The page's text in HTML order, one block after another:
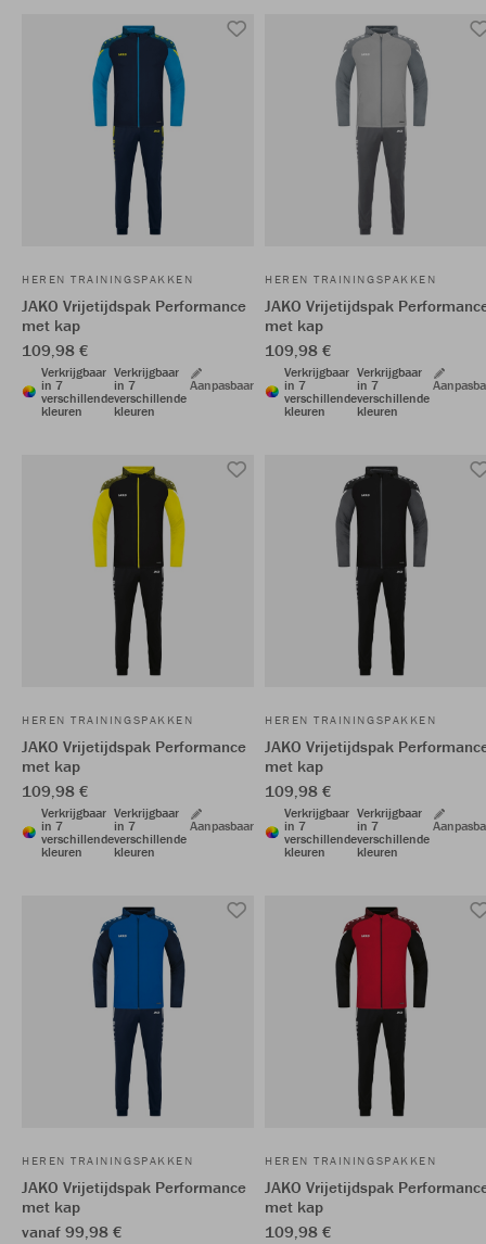
HEREN TRAININGSPAKKEN
JAKO Vrijetijdspak Performance
met kap
109,98 €
Verkrijgbaar
in 7
verschillende
kleuren
Verkrijgbaar
in 7
verschillende
kleuren
Aanpasbaar
HEREN TRAININGSPAKKEN
JAKO Vrijetijdspak
met kap
109,98 €
Verkrijgbaar
in 7
verschillende
kleuren
Verkrijgbaar
in 7
verschillende
kleuren
HEREN TRAININGSPAKKEN
JAKO Vrijetijdspak Performance
met kap
109,98 €
Verkrijgbaar
in 7
verschillende
kleuren
Verkrijgbaar
in 7
verschillende
kleuren
Aanpasbaar
HEREN TRAININGSPAKKEN
JAKO Vrijetijdspak
met kap
109,98 €
Verkrijgbaar
in 7
verschillende
kleuren
Verkrijgbaar
in 7
verschillende
kleuren
HEREN TRAININGSPAKKEN
JAKO Vrijetijdspak Performance
met kap
vanaf 99,98 €
HEREN TRAININGSPAKKEN
JAKO Vrijetijdspak
met kap
109,98 €